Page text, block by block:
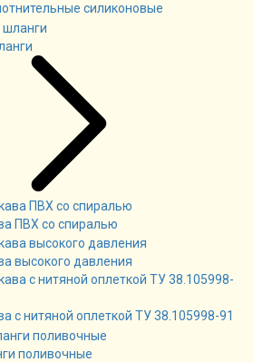
силиконовые
ПВХ со спиралью
высокого давления
с нитяной оплеткой ТУ 38.105998-91
поливочные